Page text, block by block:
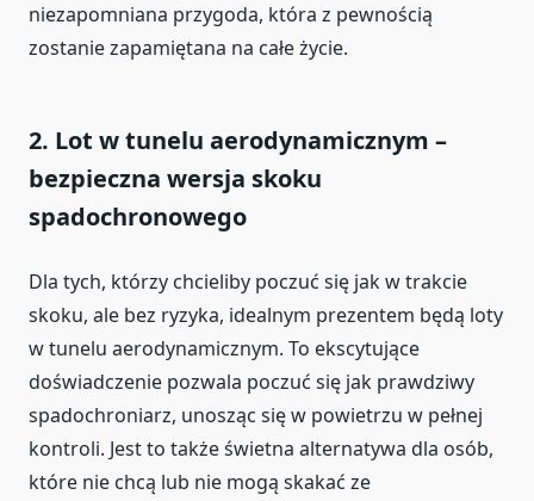
niezapomniana przygoda, która z pewnością
zostanie zapamiętana na całe życie.
2. Lot w tunelu aerodynamicznym –
bezpieczna wersja skoku
spadochronowego
Dla tych, którzy chcieliby poczuć się jak w trakcie
skoku, ale bez ryzyka, idealnym prezentem będą loty
w tunelu aerodynamicznym. To ekscytujące
doświadczenie pozwala poczuć się jak prawdziwy
spadochroniarz, unosząc się w powietrzu w pełnej
kontroli. Jest to także świetna alternatywa dla osób,
które nie chcą lub nie mogą skakać ze